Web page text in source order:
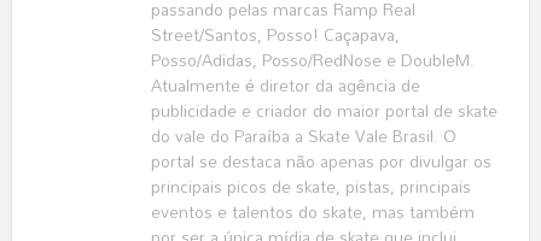
passando pelas marcas Ramp Real
Street/Santos, Posso! Caçapava,
Posso/Adidas, Posso/RedNose e DoubleM.
Atualmente é diretor da agência de
publicidade e criador do maior portal de skate
do vale do Paraíba a Skate Vale Brasil. O
portal se destaca não apenas por divulgar os
principais picos de skate, pistas, principais
eventos e talentos do skate, mas também